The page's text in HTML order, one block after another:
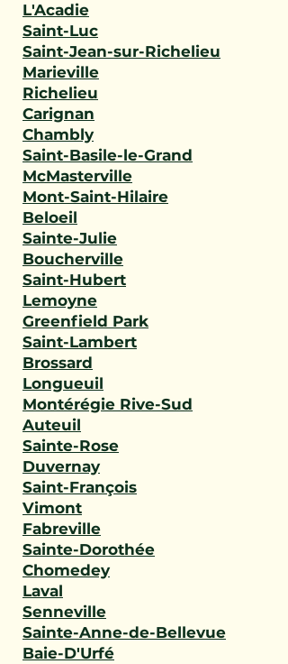
L'Acadie
Saint-Luc
Saint-Jean-sur-Richelieu
Marieville
Richelieu
Carignan
Chambly
Saint-Basile-le-Grand
McMasterville
Mont-Saint-Hilaire
Beloeil
Sainte-Julie
Boucherville
Saint-Hubert
Lemoyne
Greenfield Park
Saint-Lambert
Brossard
Longueuil
Montérégie Rive-Sud
Auteuil
Sainte-Rose
Duvernay
Saint-François
Vimont
Fabreville
Sainte-Dorothée
Chomedey
Laval
Senneville
Sainte-Anne-de-Bellevue
Baie-D'Urfé